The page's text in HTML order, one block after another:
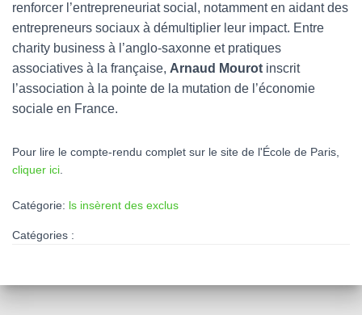
renforcer l’entrepreneuriat social, notamment en aidant des
entrepreneurs sociaux à démultiplier leur impact. Entre
charity business à l’anglo-saxonne et pratiques
associatives à la française, Arnaud Mourot inscrit
l’association à la pointe de la mutation de l’économie
sociale en France.
Pour lire le compte-rendu complet sur le site de l'École de Paris,
cliquer ici
Catégorie: ls insèrent des exclus
Catégories :